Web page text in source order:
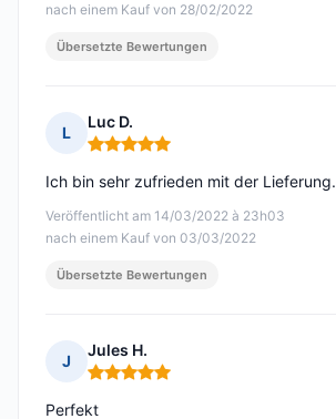
nach einem Kauf von 28/02/2022
Übersetzte Bewertungen
L
Luc D.
Hinweis: 5 von 5
Veröffentlicht am 14/03/2022 à 23h03
nach einem Kauf von 03/03/2022
Ich bin sehr zufrieden mit der Lieferung.
Übersetzte Bewertungen
J
Jules H.
Hinweis: 5 von 5
Perfekt